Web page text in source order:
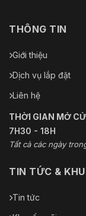
THÔNG TIN
Giới thiệu
Dịch vụ lắp đặt
Liên hệ
THỜI GIAN MỞ
7H30 - 18H
Tất cả các ngày
TIN TỨC &
Tin tức